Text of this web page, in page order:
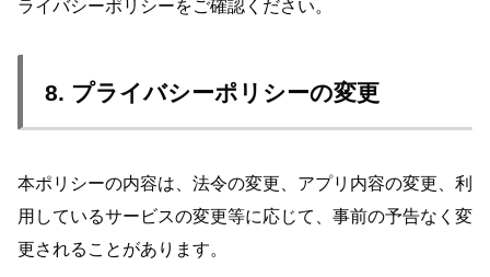
ライバシーポリシーをご確認ください。
8. プライバシーポリシーの変更
本ポリシーの内容は、法令の変更、アプリ内容の変更、利
用しているサービスの変更等に応じて、事前の予告なく変
更されることがあります。